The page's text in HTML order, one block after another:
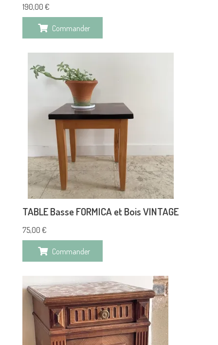
190,00 €
Commander
TABLE Basse FORMICA et Bois VINTAGE
75,00 €
Commander